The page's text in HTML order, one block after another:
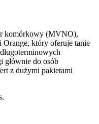
komórkowy (MVNO),
Orange, który oferuje tanie
głównie do osób
z dużymi pakietami